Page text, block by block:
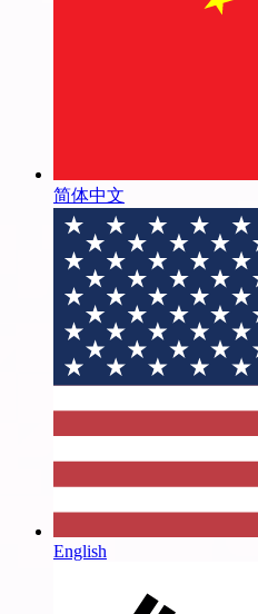
简体中文
English